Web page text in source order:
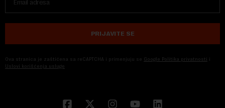
PRIJAVITE SE
Ova stranica je zaštićena sa reCAPTCHA i primenjuju se Google Politika privatnosti i
Uslovi korišćenja usluge